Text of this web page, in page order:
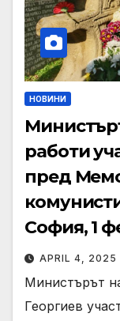
НОВИНИ
работи
пред
София, 1
APRIL 4, 2025
Министърът
Георгиев